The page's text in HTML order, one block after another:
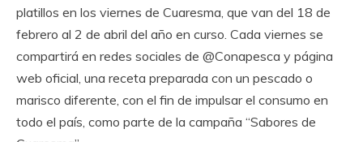
platillos en los viernes de Cuaresma, que van del 18 de
febrero al 2 de abril del año en curso. Cada viernes se
compartirá en redes sociales de @Conapesca y página
web oficial, una receta preparada con un pescado o
marisco diferente, con el fin de impulsar el consumo en
todo el país, como parte de la campaña “Sabores de